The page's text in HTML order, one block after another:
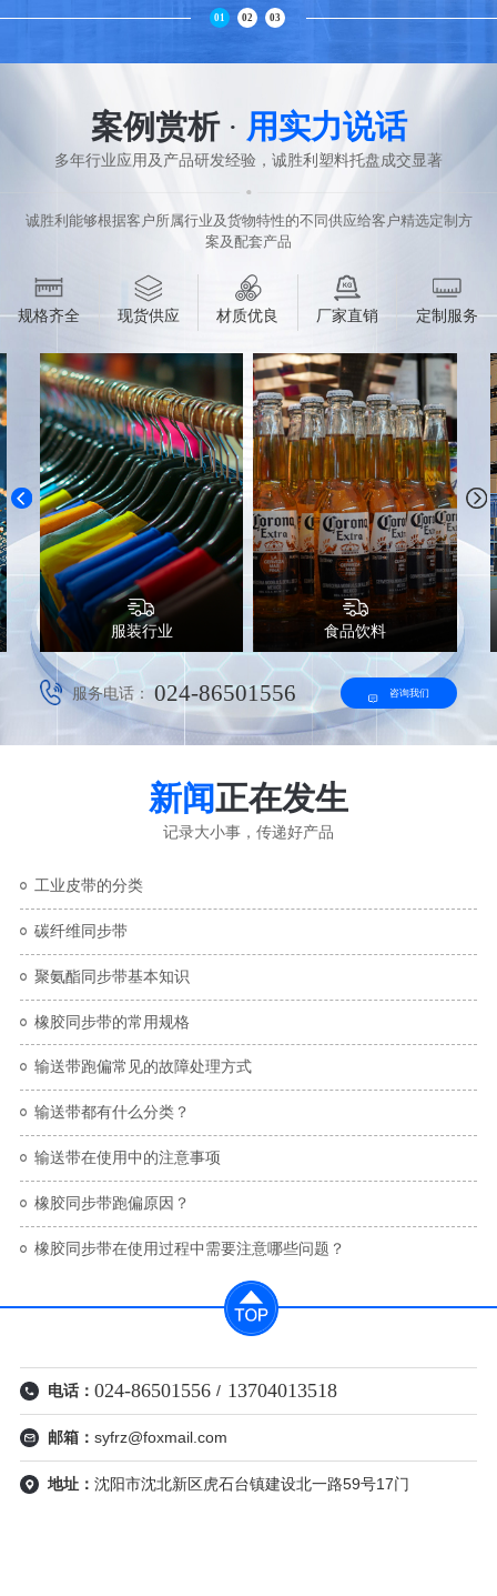
01 02 03
案例赏析 · 用实力说话
多年行业应用及产品研发经验，诚胜利塑料托盘成交显著
诚胜利能够根据客户所属行业及货物特性的不同供应给客户精选定制方
案及配套产品
规格齐全 现货供应 材质优良 厂家直销 定制服务
服装行业 食品饮料
服务电话： 024-86501556 咨询我们
新闻正在发生
记录大小事，传递好产品
工业皮带的分类
碳纤维同步带
聚氨酯同步带基本知识
橡胶同步带的常用规格
输送带跑偏常见的故障处理方式
输送带都有什么分类？
输送带在使用中的注意事项
橡胶同步带跑偏原因？
橡胶同步带在使用过程中需要​注意哪些问题？
电话： 024-86501556 / 13704013518
邮箱： syfrz@foxmail.com
地址： 沈阳市沈北新区虎石台镇建设北一路59号17门